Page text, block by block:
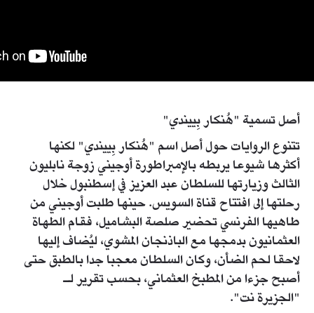
أصل تسمية "هُنكار بِييندي"
تتنوع الروايات حول أصل اسم "هُنكار بِييندي" لكنها
أكثرها شيوعا يربطه بالإمبراطورة أوجيني زوجة نابليون
الثالث وزيارتها للسلطان عبد العزيز في إسطنبول خلال
رحلتها إلى افتتاح قناة السويس. حينها طلبت أوجيني من
طاهيها الفرنسي تحضير صلصة البشاميل، فقام الطهاة
العثمانيون بدمجها مع الباذنجان المشوي، ليُضاف إليها
لاحقا لحم الضأن، وكان السلطان معجبا جدا بالطبق حتى
أصبح جزءا من المطبخ العثماني، بحسب تقرير لـ
"الجزيرة نت".